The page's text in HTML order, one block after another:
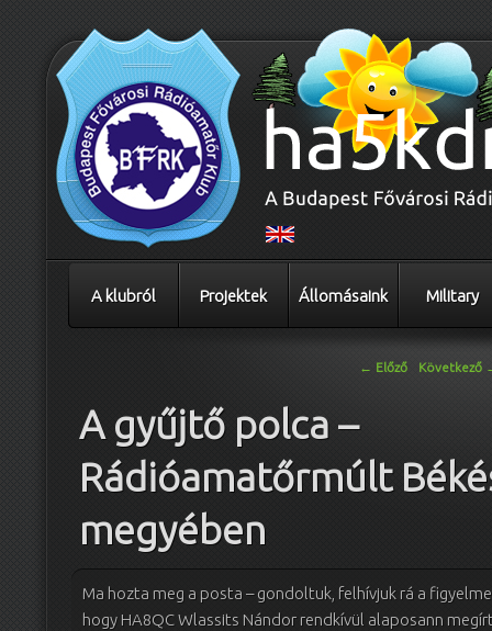
A klubról Projektek Állomásaink Military
← Előző Következő
A gyűjtő polca –
Rádióamatőrmúlt
megyében
Ma hozta meg a posta – gondoltuk, felhívjuk rá a
hogy HA8QC Wlassits Nándor rendkívül alaposann